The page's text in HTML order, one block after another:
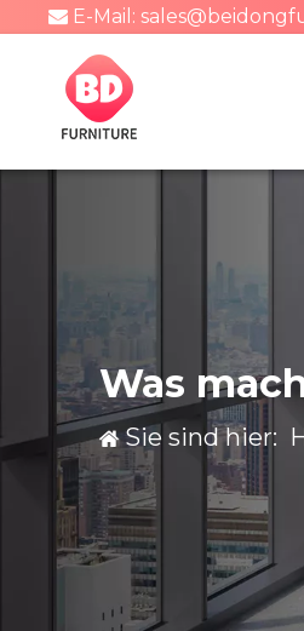
 E-Mail:
Was
Sie sind hier: